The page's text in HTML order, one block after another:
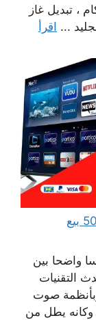
، تبديل غاز
... اقرأ
بيع تلفزيونات شاشات الكويت 50050623 بيع
واضحا بين
التقنيات
140و 150 بوصة وبأنظمة صوت
وكانه يطل من